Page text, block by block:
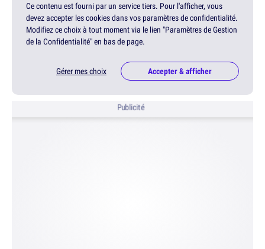
Ce contenu est fourni par un service tiers. Pour l'afficher, vous
devez accepter les cookies dans vos paramètres de confidentialité.
Modifiez ce choix à tout moment via le lien "Paramètres de Gestion
de la Confidentialité" en bas de page.
Gérer mes choix Accepter & afficher
Publicité